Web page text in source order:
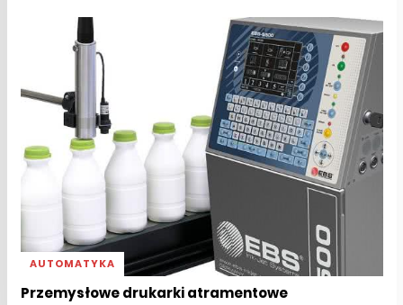
AUTOMATYKA
Przemysłowe drukarki atramentowe